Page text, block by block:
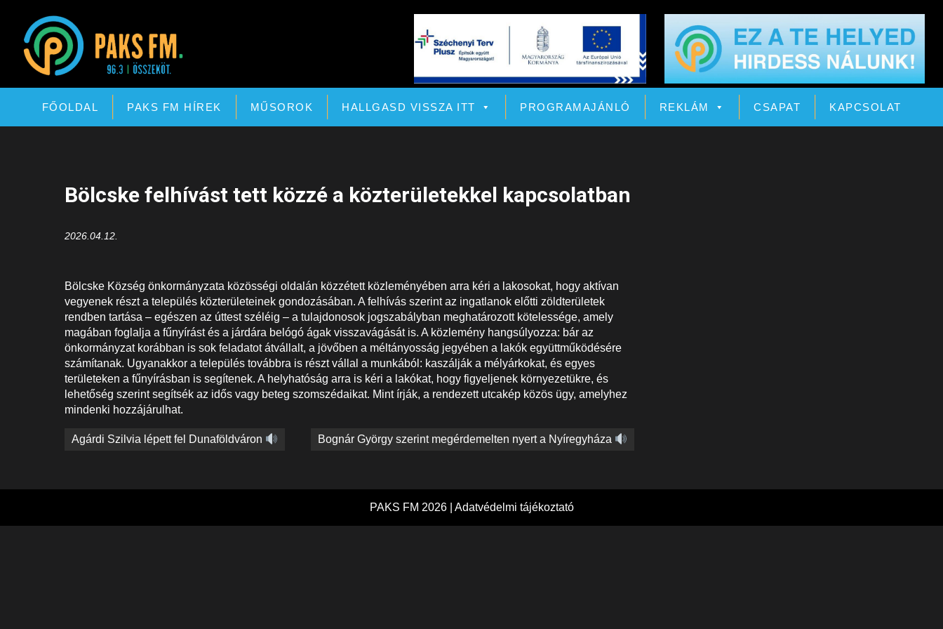
Paks FM
FŐOLDAL PAKS FM HÍREK MŰSOROK HALLGASD VISSZA ITT PROGRAMAJÁNLÓ REKLÁM CSAPAT KAPCSOLAT
Bölcske felhívást tett közzé a közterületekkel kapcsolatban
2026.04.12.
Bölcske Község önkormányzata közösségi oldalán közzétett közleményében arra kéri a lakosokat, hogy aktívan
vegyenek részt a település közterületeinek gondozásában. A felhívás szerint az ingatlanok előtti zöldterületek
rendben tartása – egészen az úttest széléig – a tulajdonosok jogszabályban meghatározott kötelessége, amely
magában foglalja a fűnyírást és a járdára belógó ágak visszavágását is. A közlemény hangsúlyozza: bár az
önkormányzat korábban is sok feladatot átvállalt, a jövőben a méltányosság jegyében a lakók együttműködésére
számítanak. Ugyanakkor a település továbbra is részt vállal a munkából: kaszálják a mélyárkokat, és egyes
területeken a fűnyírásban is segítenek. A helyhatóság arra is kéri a lakókat, hogy figyeljenek környezetükre, és
lehetőség szerint segítsék az idős vagy beteg szomszédaikat. Mint írják, a rendezett utcakép közös ügy, amelyhez
mindenki hozzájárulhat.
Bejegyzés
Agárdi Szilvia lépett fel Dunaföldváron Bognár György szerint megérdemelten nyert a Nyíregyháza
PAKS FM 2026 | Adatvédelmi tájékoztató